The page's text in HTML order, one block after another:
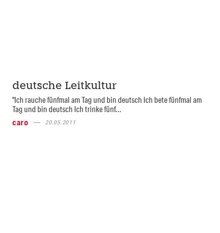
deutsche Leitkultur
"Ich rauche fünfmal am Tag und bin deutsch Ich bete fünfmal am
Tag und bin deutsch Ich trinke fünf...
caro
20.05.2011